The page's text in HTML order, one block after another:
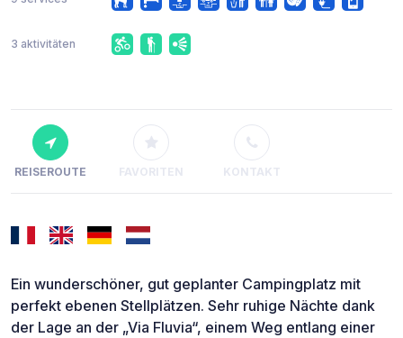
3 aktivitäten
REISEROUTE FAVORITEN KONTAKT
Ein wunderschöner, gut geplanter Campingplatz mit
perfekt ebenen Stellplätzen. Sehr ruhige Nächte dank
der Lage an der „Via Fluvia“, einem Weg entlang einer